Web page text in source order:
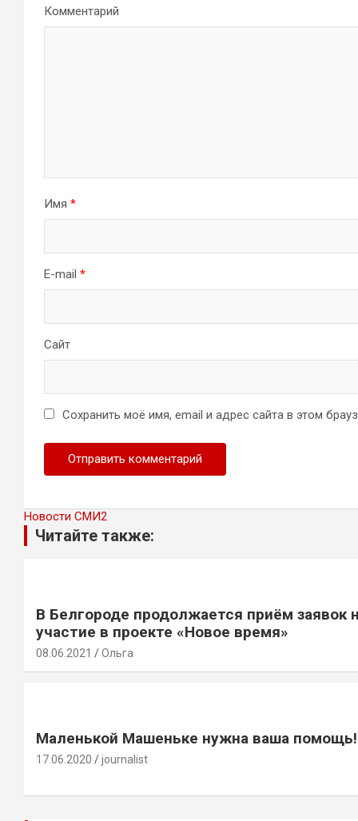
Комментарий
Имя *
E-mail *
Сайт
Сохранить моё имя, email и адрес сайта в этом
Новости СМИ2
Читайте также:
В Белгороде продолжается приём заявок
участие в проекте «Новое время»
08.06.2021 Ольга
Маленькой Машеньке нужна ваша помощь!
17.06.2020 journalist